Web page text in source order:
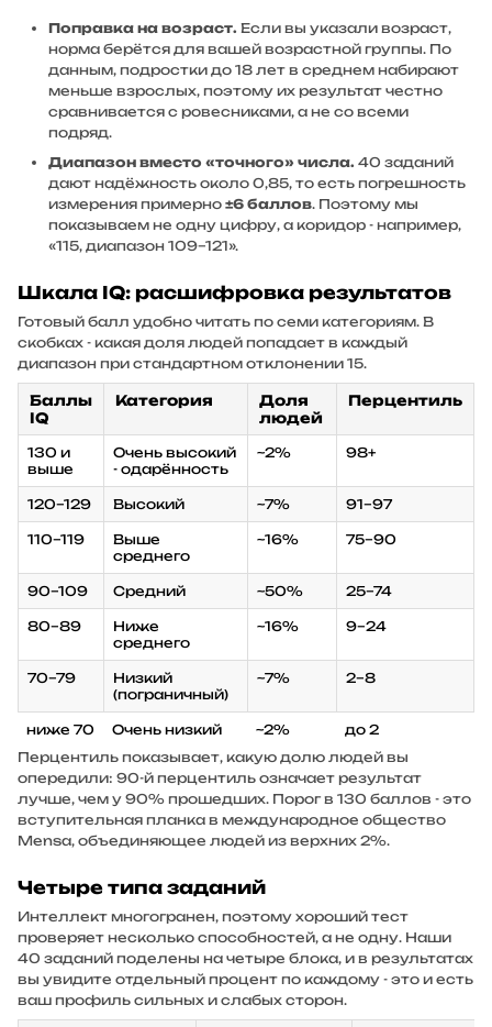
Поправка на возраст. Если вы указали возраст,
норма берётся для вашей возрастной группы. По
данным, подростки до 18 лет в среднем набирают
меньше взрослых, поэтому их результат честно
сравнивается с ровесниками, а не со всеми
подряд.
Диапазон вместо «точного» числа. 40 заданий
дают надёжность около 0,85, то есть погрешность
измерения примерно ±6 баллов. Поэтому мы
показываем не одну цифру, а коридор - например,
«115, диапазон 109–121».
Шкала IQ: расшифровка результатов
Готовый балл удобно читать по семи категориям. В
скобках - какая доля людей попадает в каждый
диапазон при стандартном отклонении 15.
Баллы
IQ
Категория
Доля
людей
Перцентиль
130 и
выше
Очень высокий
- одарённость
~2% 98+
120–129 Высокий ~7% 91–97
110–119
Выше
среднего
~16% 75–90
90–109 Средний ~50% 25–74
80–89
Ниже
среднего
~16% 9–24
70–79
Низкий
(пограничный)
~7% 2–8
ниже 70 Очень низкий ~2%
до 2
Перцентиль показывает, какую долю людей вы
опередили: 90-й перцентиль означает результат
лучше, чем у 90% прошедших. Порог в 130 баллов - это
вступительная планка в международное общество
Mensa, объединяющее людей из верхних 2%.
Четыре типа заданий
Интеллект многогранен, поэтому хороший тест
проверяет несколько способностей, а не одну. Наши
40 заданий поделены на четыре блока, и в результатах
вы увидите отдельный процент по каждому - это и есть
ваш профиль сильных и слабых сторон.